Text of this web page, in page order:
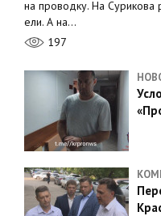
на проводку. На Сурикова
ели. А на…
197